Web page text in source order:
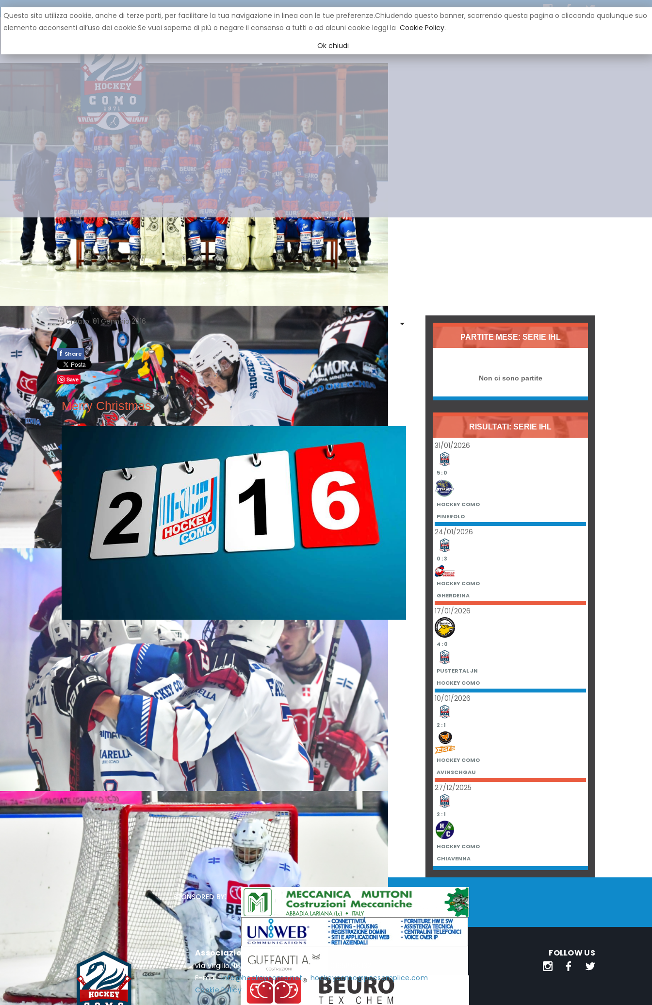
YOUNG
Creato: 01 Gennaio 2016
f Share
Save
Merry Christmas
PARTITE MESE: SERIE IHL
Non ci sono partite
RISULTATI: SERIE IHL
31/01/2026
5 : 0
HOCKEY COMO
PINEROLO
24/01/2026
0 : 3
HOCKEY COMO
GHERDEINA
17/01/2026
4 : 0
PUSTERTAL JN
HOCKEY COMO
10/01/2026
2 : 1
HOCKEY COMO
AVINSCHGAU
27/12/2025
2 : 1
HOCKEY COMO
CHIAVENNA
sponsored by:
Associazione Hockey Como
via Virgilio, 16 - 22100 Como - P.I. / C.F. 01951990132
E-mail:info@hockeycomo.net-hockeycomo@pecsemplice.com
Cookie Policy
FOLLOW US
Questo sito utilizza cookie, anche di terze parti, per facilitare la tua navigazione in linea con le tue preferenze.Chiudendo questo banner, scorrendo questa pagina o cliccando qualunque suo
elemento acconsenti all’uso dei cookie.Se vuoi saperne di più o negare il consenso a tutti o ad alcuni cookie leggi la Cookie Policy.
Ok chiudi